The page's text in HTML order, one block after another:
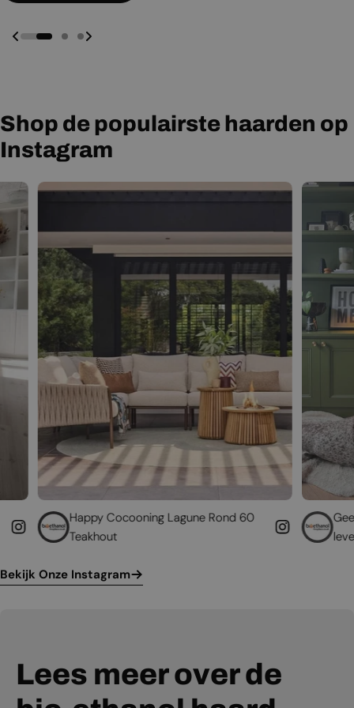
Shop de populairste haarden op
Instagram
Cocooning Lagune Rond 60
Geef uw bestaande
Bekijk Onze Instagram
Lees meer over de